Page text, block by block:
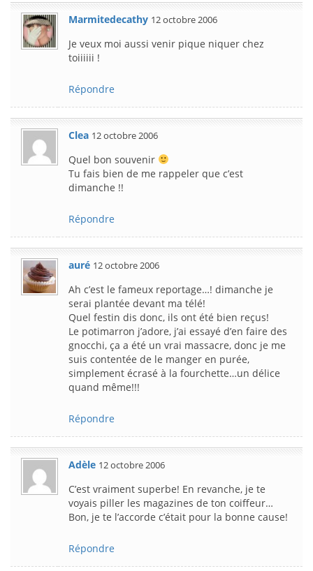
Marmitedecathy 12 octobre 2006
Je veux moi aussi venir pique niquer chez
toiiiiii !
Répondre
Clea 12 octobre 2006
Quel bon souvenir
Tu fais bien de me rappeler que c’est
dimanche !!
Répondre
auré 12 octobre 2006
Ah c’est le fameux reportage…! dimanche je
serai plantée devant ma télé!
Quel festin dis donc, ils ont été bien reçus!
Le potimarron j’adore, j’ai essayé d’en faire des
gnocchi, ça a été un vrai massacre, donc je me
suis contentée de le manger en purée,
simplement écrasé à la fourchette…un délice
quand même!!!
Répondre
Adèle 12 octobre 2006
C’est vraiment superbe! En revanche, je te
voyais piller les magazines de ton coiffeur…
Bon, je te l’accorde c’était pour la bonne cause!
Répondre